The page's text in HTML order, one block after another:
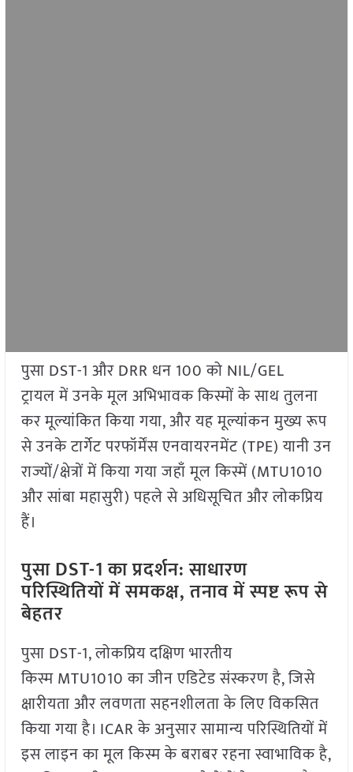
पुसा DST-1 और DRR धन 100 को NIL/GEL
ट्रायल में उनके मूल अभिभावक किस्मों के साथ तुलना
कर मूल्यांकित किया गया, और यह मूल्यांकन मुख्य रूप
से उनके टार्गेट परफॉर्मेंस एनवायरनमेंट (TPE) यानी उन
राज्यों/क्षेत्रों में किया गया जहाँ मूल किस्में (MTU1010
और सांबा महासुरी) पहले से अधिसूचित और लोकप्रिय
हैं।
पुसा DST-1 का प्रदर्शन: साधारण
परिस्थितियों में समकक्ष, तनाव में स्पष्ट रूप से
बेहतर
पुसा DST-1, लोकप्रिय दक्षिण भारतीय
किस्म MTU1010 का जीन एडिटेड संस्करण है, जिसे
क्षारीयता और लवणता सहनशीलता के लिए विकसित
किया गया है। ICAR के अनुसार सामान्य परिस्थितियों में
इस लाइन का मूल किस्म के बराबर रहना स्वाभाविक है,